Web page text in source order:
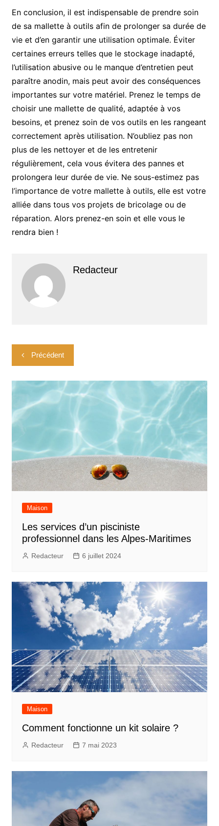
En conclusion, il est indispensable de prendre soin
de sa mallette à outils afin de prolonger sa durée de
vie et d’en garantir une utilisation optimale. Éviter
certaines erreurs telles que le stockage inadapté,
l’utilisation abusive ou le manque d’entretien peut
paraître anodin, mais peut avoir des conséquences
importantes sur votre matériel. Prenez le temps de
choisir une mallette de qualité, adaptée à vos
besoins, et prenez soin de vos outils en les rangeant
correctement après utilisation. N’oubliez pas non
plus de les nettoyer et de les entretenir
régulièrement, cela vous évitera des pannes et
prolongera leur durée de vie. Ne sous-estimez pas
l’importance de votre mallette à outils, elle est votre
alliée dans tous vos projets de bricolage ou de
réparation. Alors prenez-en soin et elle vous le
rendra bien !
Redacteur
Navigation
de
l’article
Précédent
Maison
Les services d’un pisciniste
professionnel dans les Alpes-Maritimes
Redacteur 6 juillet 2024
Maison
Comment fonctionne un kit solaire ?
Redacteur 7 mai 2023